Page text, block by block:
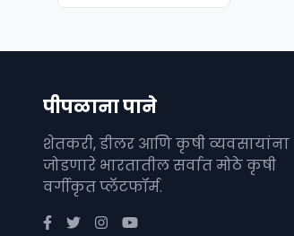
पीपळाना पाने
शेतकरी, डीलर आणि कृषी व्यवसायांना
जोडणारे भारतातील सर्वात मोठे कृषी
वर्गीकृत प्लॅटफॉर्म.